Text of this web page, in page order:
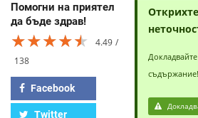
Помогни на приятел
да бъде здрав!
★★★★★
★★★★★
★★★★★
4.49
138
Facebook
Twitter
съдържание!